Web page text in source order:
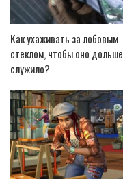
Как ухаживать за лобовым
стеклом, чтобы оно дольше
служило?